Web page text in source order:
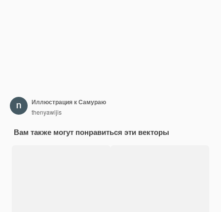
Иллюстрация к Самураю
thenyawijis
Вам также могут понравиться эти векторы